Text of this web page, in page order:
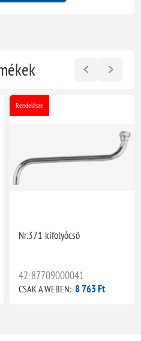
Rendelésre
Nr.371 kifolyócső
42-87709000041
CSAK A WEBEN: 8 763 Ft